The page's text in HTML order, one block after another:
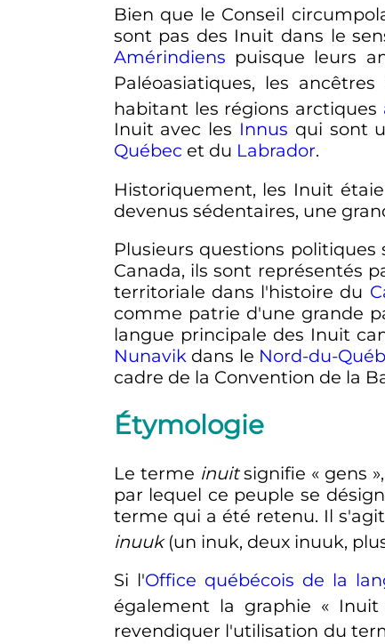
Bien que le Conseil
sont pas des Inuit dans le
Amérindiens puisque leurs
Paléoasiatiques, les
habitant les régions arctiques
Inuit avec les Innus qui sont
Québec et du Labrador.
Historiquement, les Inuit
devenus sédentaires, une
Plusieurs questions
Canada, ils sont représentés
territoriale dans l'histoire du
comme patrie d'une grande
langue principale des Inuit
Nunavikdans le Nord-du-
cadre de la Convention de la
Étymologie
Le terme inuitsignifie « gens
par lequel ce peuple se
terme qui a été retenu. Il
inuuk(un inuk, deux inuuk,
Si l'Office québécois de la
également la graphie « Inuit
revendiquer l'utilisation du